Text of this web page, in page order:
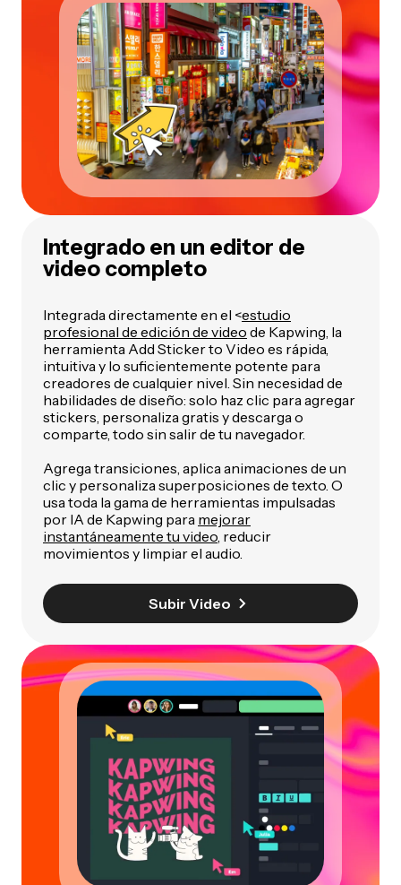
Integrado en un editor de
video completo
Integrada directamente en el <estudio
profesional de edición de video de Kapwing, la
herramienta Add Sticker to Video es rápida,
intuitiva y lo suficientemente potente para
creadores de cualquier nivel. Sin necesidad de
habilidades de diseño: solo haz clic para agregar
stickers, personaliza gratis y descarga o
comparte, todo sin salir de tu navegador.
Agrega transiciones, aplica animaciones de un
clic y personaliza superposiciones de texto. O
usa toda la gama de herramientas impulsadas
por IA de Kapwing para mejorar
instantáneamente tu video, reducir
movimientos y limpiar el audio.
Subir Video